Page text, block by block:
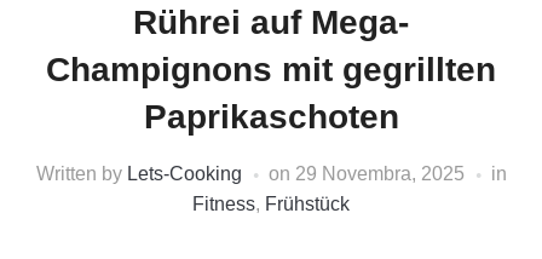
Rührei auf Mega-
Champignons mit gegrillten
Paprikaschoten
Written by Lets-Cooking on 29 Novembra, 2025
in
Fitness, Frühstück